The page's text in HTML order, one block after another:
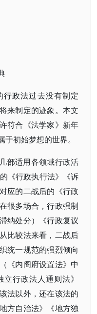
政法过去没有制定
来制定的迹象。本文
符合《法学家》新年
初始梦想的世界。
部适用各领域行政活
《行政执行法》《诉
应的二战后的《行政
很多场合，行政强制
纳处分）《行政复议
比较法来看，二战后
统一规范的强烈倾向
《内阁府设置法》中
行政法人通则法》
法以外，还在该法的
方自治法》《地方独